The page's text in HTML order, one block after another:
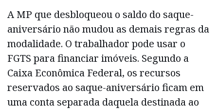
A MP que desbloqueou o saldo do saque-
aniversário não mudou as demais regras da
modalidade. O trabalhador pode usar o
FGTS para financiar imóveis. Segundo a
Caixa Econômica Federal, os recursos
reservados ao saque-aniversário ficam em
uma conta separada daquela destinada ao